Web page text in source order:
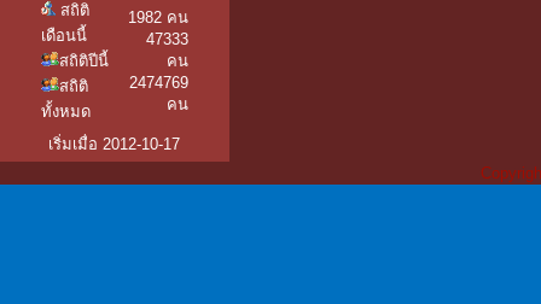
สถิติ
เดือนนี้
สถิติปีนี้
สถิติ
ทั้งหมด
1982 คน
47333
คน
2474769
คน
เริ่มเมื่อ 2012-10-17